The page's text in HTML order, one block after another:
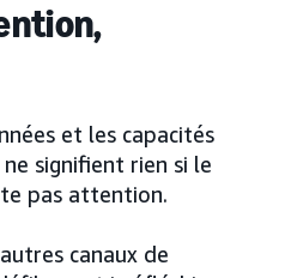
et les capacités
signifient rien si le
pas attention.
canaux de